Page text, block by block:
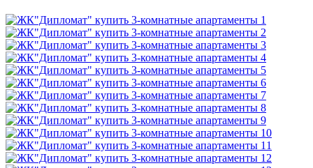
1
2
3
4
5
6
7
8
9
10
11
12